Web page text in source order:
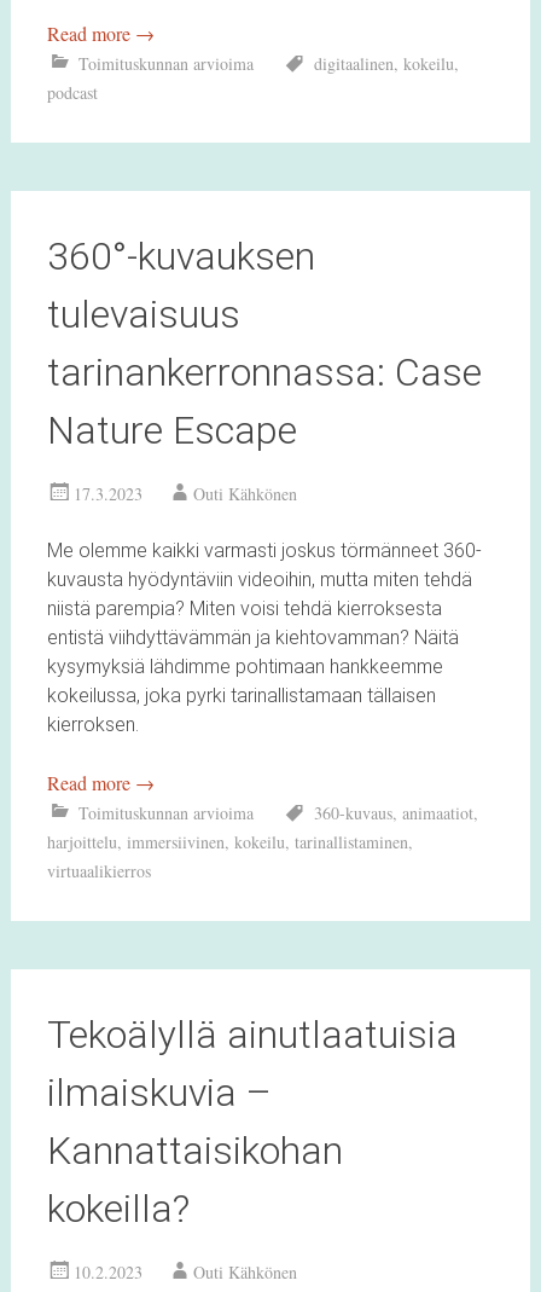
Read more →
Toimituskunnan arvioima digitaalinen, kokeilu,
podcast
360°-kuvauksen
tulevaisuus
tarinankerronnassa: Case
Nature Escape
17.3.2023 Outi Kähkönen
Me olemme kaikki varmasti joskus törmänneet 360-
kuvausta hyödyntäviin videoihin, mutta miten tehdä
niistä parempia? Miten voisi tehdä kierroksesta
entistä viihdyttävämmän ja kiehtovamman? Näitä
kysymyksiä lähdimme pohtimaan hankkeemme
kokeilussa, joka pyrki tarinallistamaan tällaisen
kierroksen.
Read more →
Toimituskunnan arvioima 360-kuvaus, animaatiot,
harjoittelu, immersiivinen, kokeilu, tarinallistaminen,
virtuaalikierros
Tekoälyllä ainutlaatuisia
ilmaiskuvia –
Kannattaisikohan
kokeilla?
10.2.2023 Outi Kähkönen